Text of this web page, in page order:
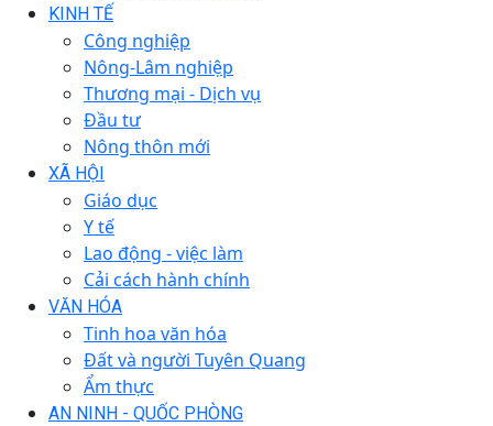
KINH TẾ
Công nghiệp
Nông-Lâm nghiệp
Thương mại - Dịch vụ
Đầu tư
Nông thôn mới
XÃ HỘI
Giáo dục
Y tế
Lao động - việc làm
Cải cách hành chính
VĂN HÓA
Tinh hoa văn hóa
Đất và người Tuyên Quang
Ẩm thực
AN NINH - QUỐC PHÒNG